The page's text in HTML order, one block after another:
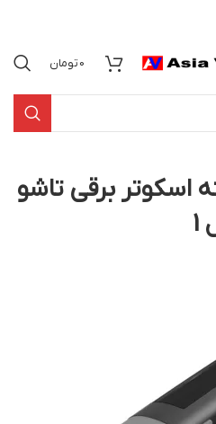
0تومان
اسکوتر برقی تاشو